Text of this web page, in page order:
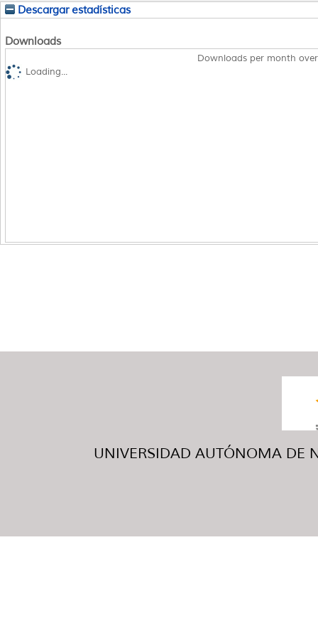
Descargar estadísticas
Downloads
Downloads per month
Loading...
UNIVERSIDAD AUTÓNOMA DE